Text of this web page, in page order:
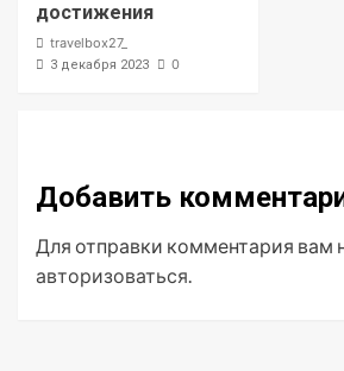
достижения
travelbox27_
3 декабря 2023 0
Добавить
Для отправки комментария вам
авторизоваться.